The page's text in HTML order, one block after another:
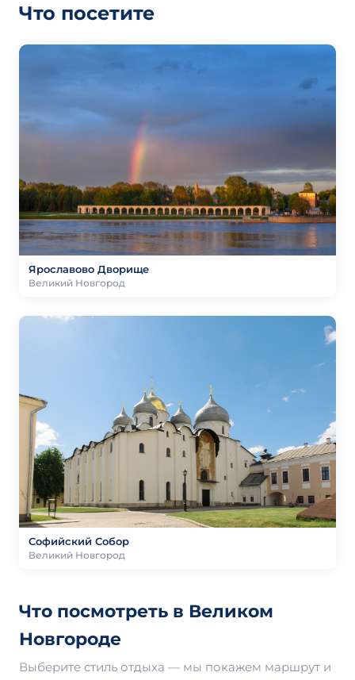
Что посетите
Ярославово Дворище
Великий Новгород
Софийский Собор
Великий Новгород
Что посмотреть в Великом
Новгороде
Выберите стиль отдыха — мы покажем маршрут и